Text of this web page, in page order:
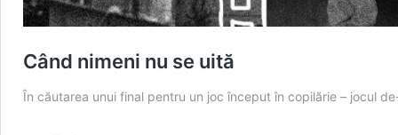
Când nimeni nu se uită
În căutarea unui final pentru un joc început în copilărie – jocul